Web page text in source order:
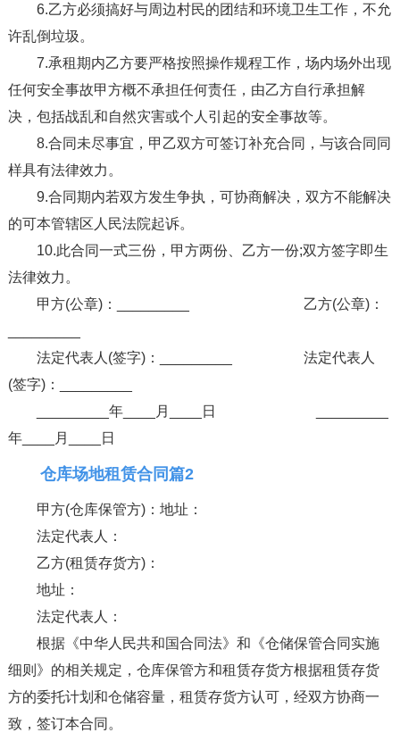
6.乙方必须搞好与周边村民的团结和环境卫生工作，不允
许乱倒垃圾。
7.承租期内乙方要严格按照操作规程工作，场内场外出现
任何安全事故甲方概不承担任何责任，由乙方自行承担解
决，包括战乱和自然灾害或个人引起的安全事故等。
8.合同未尽事宜，甲乙双方可签订补充合同，与该合同同
样具有法律效力。
9.合同期内若双方发生争执，可协商解决，双方不能解决
的可本管辖区人民法院起诉。
10.此合同一式三份，甲方两份、乙方一份;双方签字即生
法律效力。
甲方(公章)：_________ 乙方(公章)：
法定代表人(签字)：_________ 法定代表人
(签字)：_________
_________年____月____日 _________
年____月____日
仓库场地租赁合同篇2
甲方(仓库保管方)：地址：
法定代表人：
乙方(租赁存货方)：
地址：
法定代表人：
根据《中华人民共和国合同法》和《仓储保管合同实施
细则》的相关规定，仓库保管方和租赁存货方根据租赁存货
方的委托计划和仓储容量，租赁存货方认可，经双方协商一
致，签订本合同。